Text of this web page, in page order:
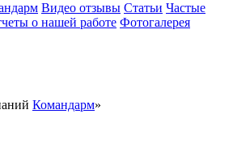
Видео отзывы Статьи Частые
о нашей работе Фотогалерея
Командарм»